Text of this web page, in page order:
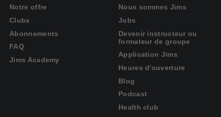
Notre offre
Clubs
Abonnements
FAQ
Jims Academy
Nous sommes Jims
Jobs
Devenir instructeur ou
formateur de groupe
Application Jims
Heures d'ouverture
Blog
Podcast
Health club